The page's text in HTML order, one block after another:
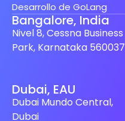
Desarrollo de GoLang
Bangalore, India
Nivel 8, Cessna Business
Park, Karnataka 560037
Dubai, EAU
Dubai Mundo Central,
Dubai
Swedish
Finnish